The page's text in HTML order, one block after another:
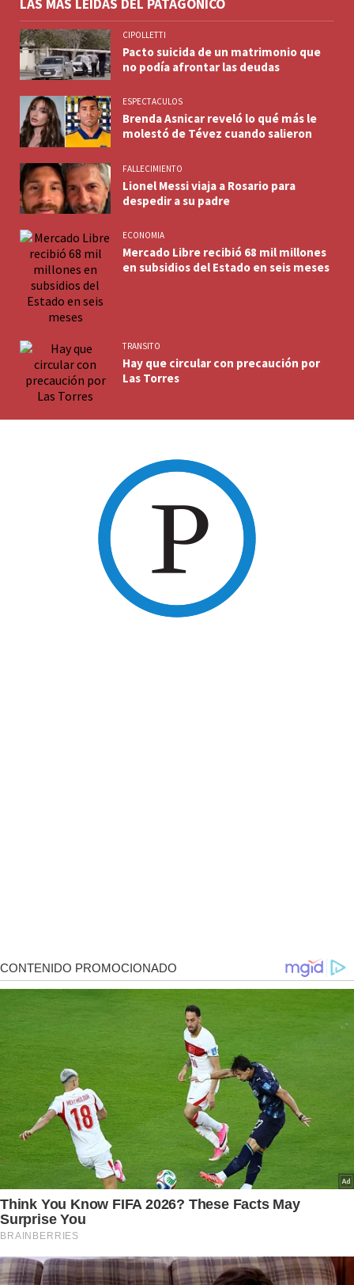
LAS MÁS LEÍDAS DEL PATAGÓNICO
CIPOLLETTI
Pacto suicida de un matrimonio que
no podía afrontar las deudas
ESPECTACULOS
Brenda Asnicar reveló lo qué más le
molestó de Tévez cuando salieron
FALLECIMIENTO
Lionel Messi viaja a Rosario para
despedir a su padre
ECONOMIA
Mercado Libre recibió 68 mil millones
en subsidios del Estado en seis meses
TRANSITO
Hay que circular con precaución por
Las Torres